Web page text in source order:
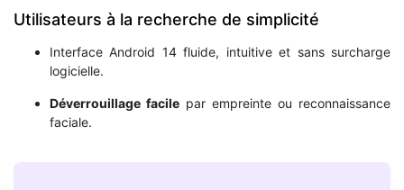
Utilisateurs à la recherche de simplicité
Interface Android 14 fluide, intuitive et sans surcharge
logicielle.
Déverrouillage facile par empreinte ou reconnaissance
faciale.